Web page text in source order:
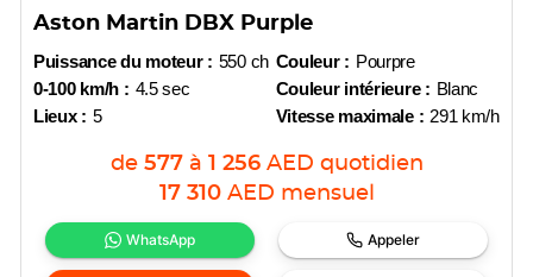
Aston Martin DBX Purple
Puissance du moteur : 550 ch
0-100 km/h : 4.5 sec
Lieux : 5
Couleur : Pourpre
Couleur intérieure : Blanc
Vitesse maximale : 291 km/h
de 577 à 1 256 AED quotidien
17 310 AED mensuel
WhatsApp Appeler